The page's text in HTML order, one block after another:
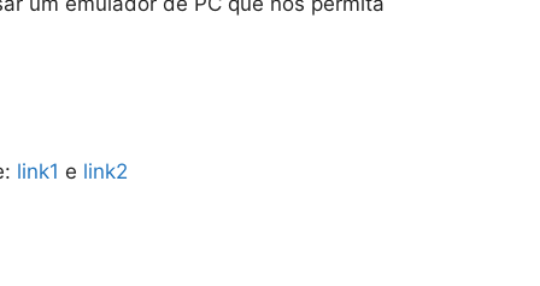
link1 e link2